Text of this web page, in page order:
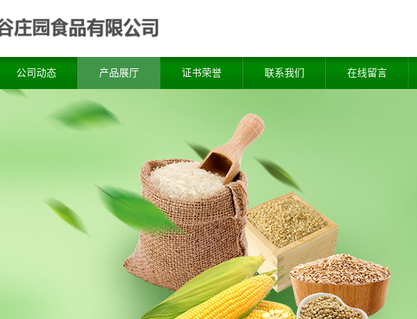
公司动态 产品展厅 证书荣誉 联系我们 在线留言